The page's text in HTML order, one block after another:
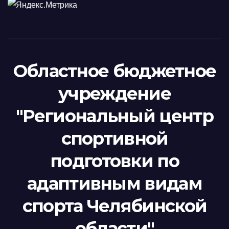
Областное бюджетное
учреждение
"Региональный центр
спортивной
подготовки по
адаптивным видам
спорта Челябинской